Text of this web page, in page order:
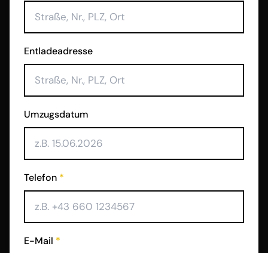
Entladeadresse
Umzugsdatum
Telefon *
E-Mail *